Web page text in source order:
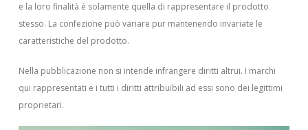
e la loro finalità è solamente quella di rappresentare il prodotto
stesso. La confezione può variare pur mantenendo invariate le
caratteristiche del prodotto.
Nella pubblicazione non si intende infrangere diritti altrui. I marchi
qui rappresentati e i tutti i diritti attribuibili ad essi sono dei legittimi
proprietari.